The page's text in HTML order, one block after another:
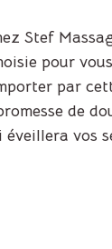
Stef
pour
par
de
vos